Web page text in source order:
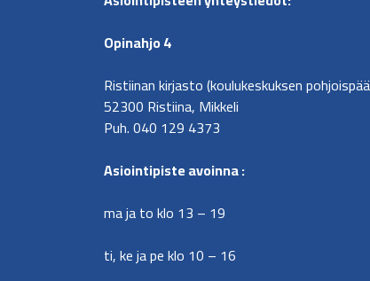
Opinahjo 4
Ristiinan kirjasto (koulukeskuksen
52300 Ristiina, Mikkeli
Puh. 040 129 4373
​Asiointipiste avoinna :
ma ja to klo 13 – 19
ti, ke ja pe klo 10 – 16